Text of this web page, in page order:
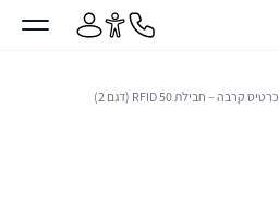
כרטיס קרבה – חבילת 50 RFID (דגם 2)